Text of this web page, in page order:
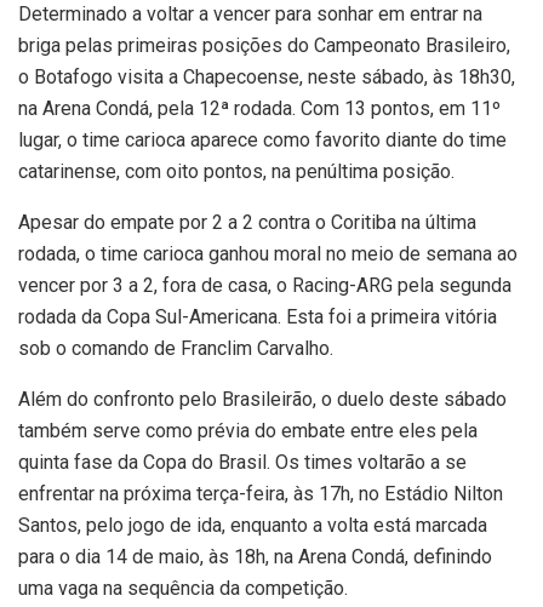
Determinado a voltar a vencer para sonhar em entrar na
briga pelas primeiras posições do Campeonato Brasileiro,
o Botafogo visita a Chapecoense, neste sábado, às 18h30,
na Arena Condá, pela 12ª rodada. Com 13 pontos, em 11º
lugar, o time carioca aparece como favorito diante do time
catarinense, com oito pontos, na penúltima posição.
Apesar do empate por 2 a 2 contra o Coritiba na última
rodada, o time carioca ganhou moral no meio de semana ao
vencer por 3 a 2, fora de casa, o Racing-ARG pela segunda
rodada da Copa Sul-Americana. Esta foi a primeira vitória
sob o comando de Franclim Carvalho.
Além do confronto pelo Brasileirão, o duelo deste sábado
também serve como prévia do embate entre eles pela
quinta fase da Copa do Brasil. Os times voltarão a se
enfrentar na próxima terça-feira, às 17h, no Estádio Nilton
Santos, pelo jogo de ida, enquanto a volta está marcada
para o dia 14 de maio, às 18h, na Arena Condá, definindo
uma vaga na sequência da competição.